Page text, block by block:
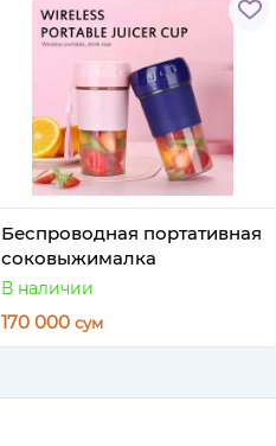
Беспроводная портативная
соковыжималка
В наличии
170 000 сум